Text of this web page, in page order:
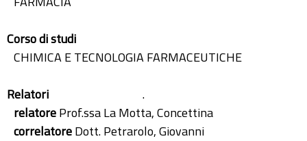
Corso di studi
CHIMICA E TECNOLOGIA FARMACEUTICHE
Relatori
.
relatoreProf.ssa La Motta, Concettina
correlatoreDott. Petrarolo, Giovanni